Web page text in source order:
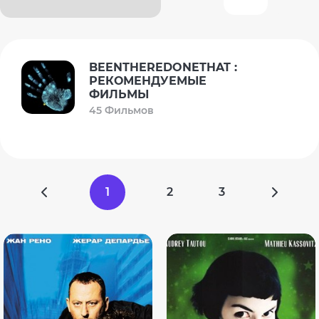
BEENTHEREDONETHAT :
РЕКОМЕНДУЕМЫЕ
ФИЛЬМЫ
45 Фильмов
1 2 3